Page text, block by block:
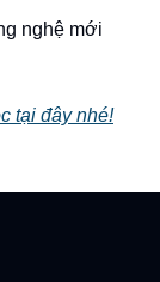
nghệ mới
tại đây nhé!